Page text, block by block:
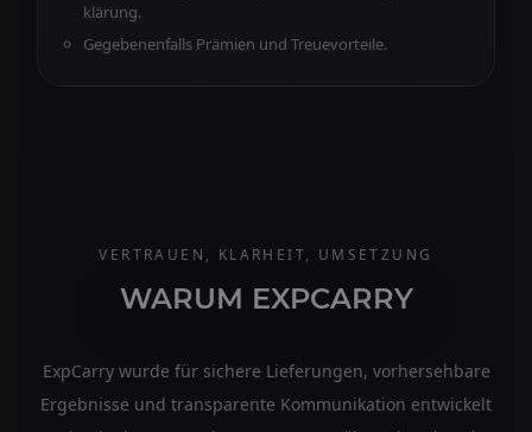
klärung.
Gegebenenfalls Prämien und Treuevorteile.
VERTRAUEN, KLARHEIT, UMSETZUNG
WARUM EXPCARRY
ExpCarry wurde für sichere Lieferungen, vorhersehbare
Ergebnisse und transparente Kommunikation entwickelt